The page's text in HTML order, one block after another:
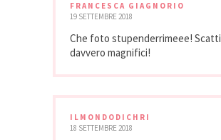
FRANCESCA GIAGNORIO
19 SETTEMBRE 2018
Che foto stupenderrimeee! Scatti
davvero magnifici!
ILMONDODICHRI
18 SETTEMBRE 2018